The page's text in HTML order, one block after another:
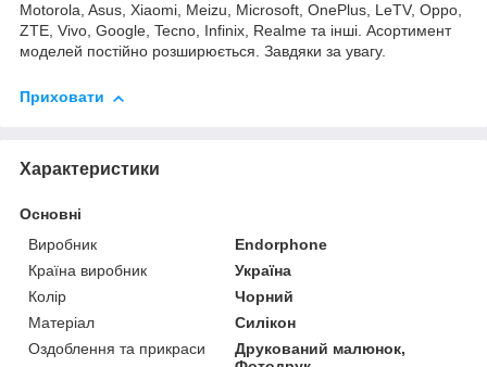
Motorola, Asus, Xiaomi, Meizu, Microsoft, OnePlus, LeTV, Oppo,
ZTE, Vivo, Google, Tecno, Infinix, Realme та інші. Асортимент
моделей постійно розширюється. Завдяки за увагу.
Приховати
Характеристики
Основні
Виробник
Endorphone
Країна виробник
Україна
Колір
Чорний
Матеріал
Силікон
Оздоблення та прикраси
Друкований малюнок,